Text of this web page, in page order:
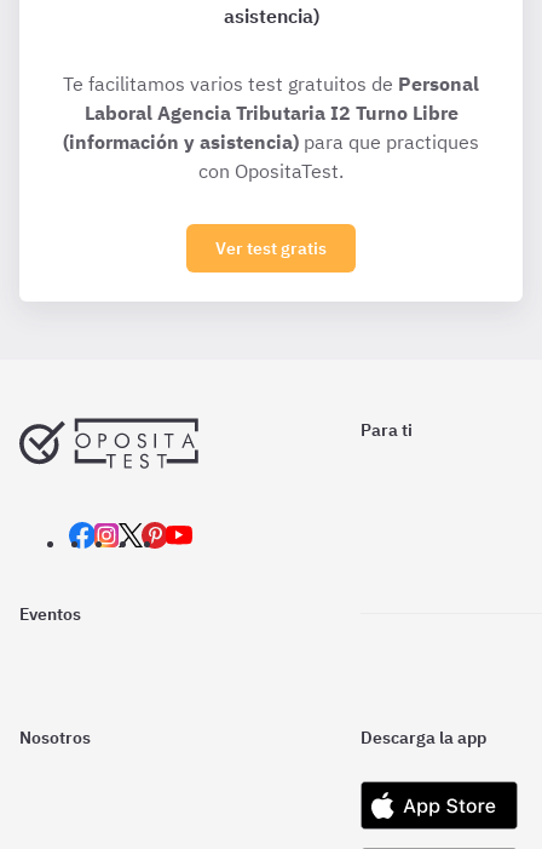
asistencia)
Te facilitamos varios test gratuitos de Personal
Laboral Agencia Tributaria I2 Turno Libre
(información y asistencia) para que practiques
con OpositaTest.
Ver test gratis
Para ti
Eventos
Nosotros Descarga la app